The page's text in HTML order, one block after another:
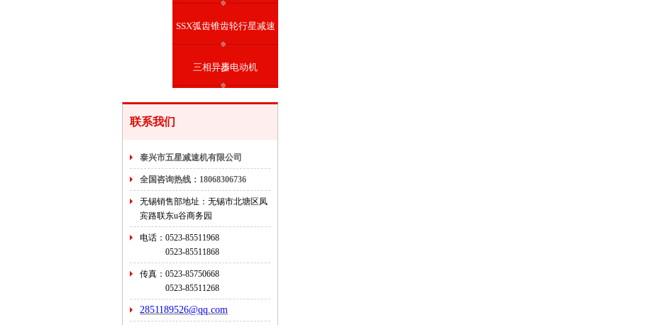
SSX弧齿锥齿轮行星减速
器
三相异步电动机
联系我们
泰兴市五星减速机有限公司
全国咨询热线：18068306736
无锡销售部地址：无锡市北塘区凤
宾路联东u谷商务园
电话：0523-85511968
0523-85511868
传真：0523-85750668
0523-85511268
2851189526@qq.com